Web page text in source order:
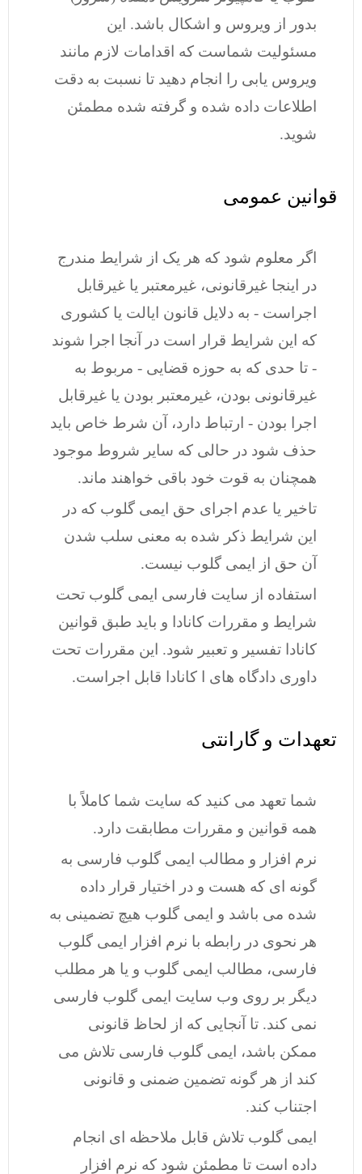
بدور از ویروس و اشکال باشد. این
مسئولیت شماست که اقدامات لازم مانند
ویروس یابی را انجام دهید تا نسبت به دقت
اطلاعات داده شده و گرفته شده مطمئن
شوید.
قوانین عمومی
اگر معلوم شود که هر یک از شرایط مندرج
در اینجا غیرقانونی، غیرمعتبر یا غیرقابل
اجراست - به دلایل قانون ایالت یا کشوری
که این شرایط قرار است در آنجا اجرا شوند
- تا حدی که به حوزه قضایی - مربوط به
غیرقانونی بودن، غیرمعتبر بودن یا غیرقابل
اجرا بودن - ارتباط دارد، آن شرط خاص باید
حذف شود در حالی که سایر شروط موجود
همچنان به قوت خود باقی خواهند ماند.
تاخیر یا عدم اجرای حق ایمی گلوب که در
این شرایط ذکر شده به معنی سلب شدن
آن حق از ایمی گلوب نیست.
استفاده از سایت فارسی ایمی گلوب تحت
شرایط و مقررات کانادا و باید طبق قوانین
کانادا تفسیر و تعبیر شود. این مقررات تحت
داوری دادگاه های ا کانادا قابل اجراست.
تعهدات و گارانتی
شما تعهد می کنید که سایت شما کاملاً با
همه قوانین و مقررات مطابقت دارد.
نرم افزار و مطالب ایمی گلوب فارسی به
گونه ای که هست و در اختیار قرار داده
شده می باشد و ایمی گلوب هیچ تضمینی به
هر نحوی در رابطه با نرم افزار ایمی گلوب
فارسی، مطالب ایمی گلوب و یا هر مطلب
دیگر بر روی وب سایت ایمی گلوب فارسی
نمی کند. تا آنجایی که از لحاظ قانونی
ممکن باشد، ایمی گلوب فارسی تلاش می
کند از هر گونه تضمین ضمنی و قانونی
اجتناب کند.
ایمی گلوب تلاش قابل ملاحظه ای انجام
داده است تا مطمئن شود که نرم افزار